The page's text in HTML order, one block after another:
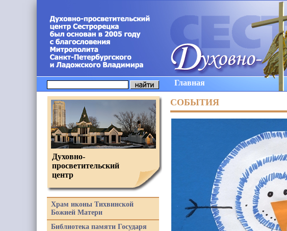
Главная
СОБЫТИЯ
Духовно-
просветительский
центр
Храм иконы Тихвинской
Божией Матери
Библиотека памяти Государя